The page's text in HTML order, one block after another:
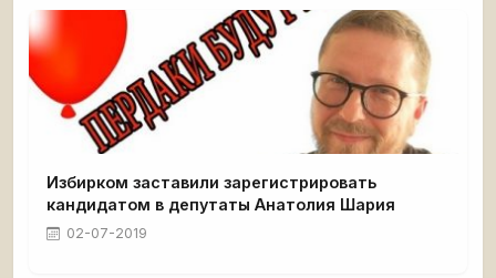
Избирком заставили зарегистрировать
кандидатом в депутаты Анатолия Шария
02-07-2019